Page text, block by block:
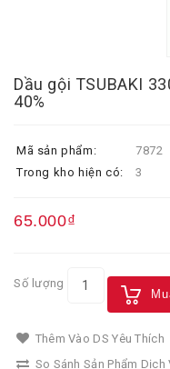
Dầu gội TSUBAKI
40%
Mã sản phẩm:
7872
Trong kho hiện có:
3
65.000₫
Số lượng
Thêm Vào DS Yêu Thích
So Sánh Sản Phẩm Dịch